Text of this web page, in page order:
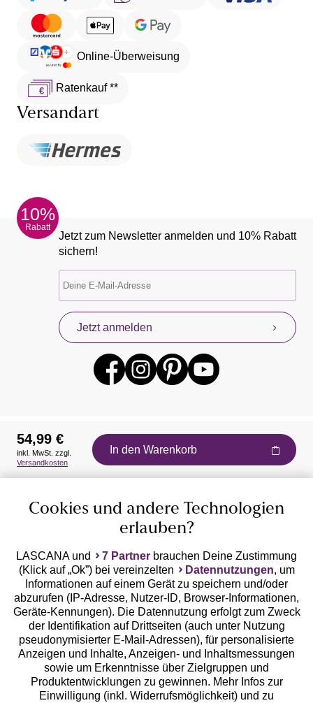
Online-Überweisung
Ratenkauf **
Versandart
10%
Rabatt
Jetzt zum Newsletter anmelden und 10% Rabatt
sichern!
Jetzt anmelden
Auszeichnungen
Geprüfte Sicherheit
Unsere Apps
54,99 €
inkl. MwSt. zzgl.
Versandkosten
In den Warenkorb
Cookies und andere Technologien
erlauben?
LASCANA und 7 Partner brauchen Deine Zustimmung
(Klick auf „Ok”) bei vereinzelten
Datennutzungen, um
Informationen auf einem Gerät zu speichern und/oder
abzurufen (IP-Adresse, Nutzer-ID, Browser-Informationen,
Geräte-Kennungen). Die Datennutzung erfolgt zum Zweck
der Identifikation auf Drittseiten (auch unter Nutzung
pseudonymisierter E-Mail-Adressen), für personalisierte
Anzeigen und Inhalte, Anzeigen- und Inhaltsmessungen
sowie um Erkenntnisse über Zielgruppen und
Produktentwicklungen zu gewinnen. Mehr Infos zur
Einwilligung (inkl. Widerrufsmöglichkeit) und zu